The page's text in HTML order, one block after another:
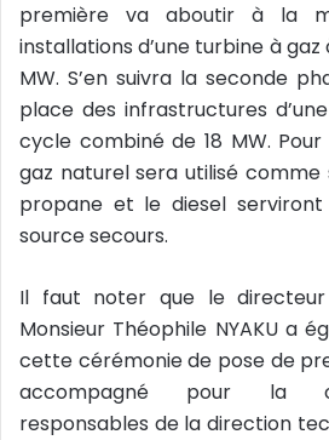
première va aboutir à la
installations d’une turbine à
MW. S’en suivra la seconde
place des infrastructures
cycle combiné de 18 MW.
gaz naturel sera utilisé comme
propane et le diesel
source secours.
Il faut noter que le directeur
Monsieur Théophile NYAKU a
cette cérémonie de pose de
accompagné pour la
responsables de la direction